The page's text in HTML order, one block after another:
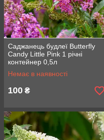
Саджанець будлеї Butterfly
Candy Little Pink 1 річні
контейнер 0,5л
Немає в наявності
100 ₴